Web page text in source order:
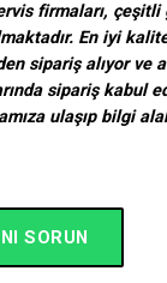
firmaları, çeşitli
En iyi
sipariş alıyor ve
sipariş kabul
ulaşıp bilgi
SORUN